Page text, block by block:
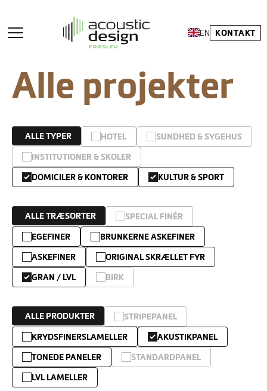
EN KONTAKT
Alle projekter
ALLE TYPER HOTEL
SUNDHED & SYGEHUS
INSTITUTIONER & SKOLER
DOMICILER & KONTORER
KULTUR & SPORT
ALLE TRÆSORTER
SPECIAL FINÉR
EGEFINER
BRUNKERNE ASKEFINER
ASKEFINER
ORIGINAL SKRÆLLET FYR
GRAN / LVL
BIRK
ALLE PRODUKTER
STRIPEPANEL
KRYDSFINERSLAMELLER
AKUSTIKPANEL
TONEDE PANELER
STANDARDPANEL
LVL LAMELLER